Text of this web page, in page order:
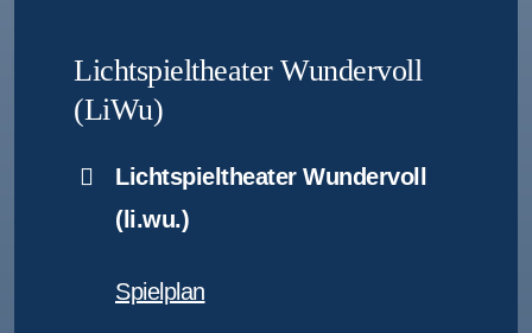
Lichtspieltheater Wundervoll
(LiWu)
Lichtspieltheater Wundervoll
(li.wu.)
Spielplan